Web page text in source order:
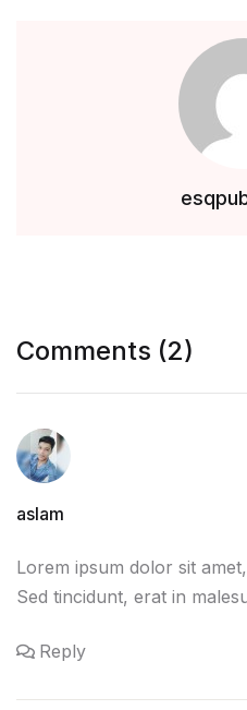
Comments (2)
aslam
Lorem ipsum dolor sit
Sed tincidunt, erat in
Reply